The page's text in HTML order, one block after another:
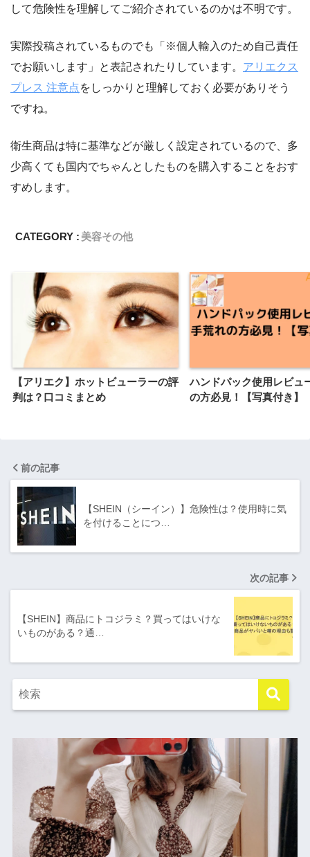
して危険性を理解してご紹介されているのかは不明です。
実際投稿されているものでも「※個人輸入のため自己責任
でお願いします」と表記されたりしています。 アリエクス
プレス 注意点をしっかりと理解しておく必要がありそう
ですね。
衛生商品は特に基準などが厳しく設定されているので、多
少高くても国内でちゃんとしたものを購入することをおす
すめします。
CATEGORY : 美容その他
【アリエク】ホットビューラーの評
判は？口コミまとめ
ハンドパック使用レビュ
の方必見！【写真付き】
前の記事
【SHEIN（シーイン）】危険性は？使用時に気
を付けることにつ…
次の記事
【SHEIN】商品にトコジラミ？買ってはいけな
いものがある？通…